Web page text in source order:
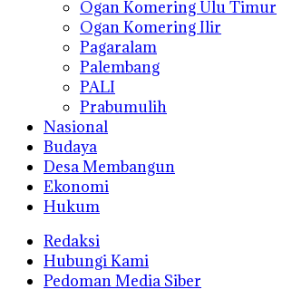
Ogan Komering Ulu Timur
Ogan Komering Ilir
Pagaralam
Palembang
PALI
Prabumulih
Nasional
Budaya
Desa Membangun
Ekonomi
Hukum
Redaksi
Hubungi Kami
Pedoman Media Siber